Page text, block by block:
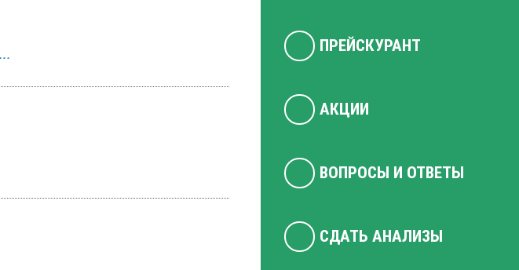
ПРЕЙСКУРАНТ
АКЦИИ
ВОПРОСЫ И ОТВЕТЫ
СДАТЬ АНАЛИЗЫ